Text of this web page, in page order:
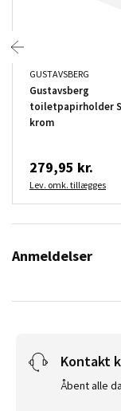
GUSTAVSBERG
Gustavsberg
toiletpapirholder
krom
279,95 kr.
Lev. omk. tillægges
Anmeldelser
Kontakt
Åbent alle